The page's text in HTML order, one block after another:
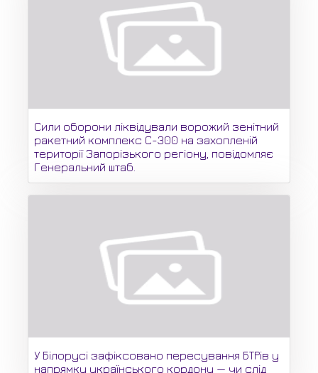
Сили оборони ліквідували ворожий зенітний
ракетний комплекс С-300 на захопленій
території Запорізького регіону, повідомляє
Генеральний штаб.
У Білорусі зафіксовано пересування БТРів у
напрямку українського кордону — чи слід